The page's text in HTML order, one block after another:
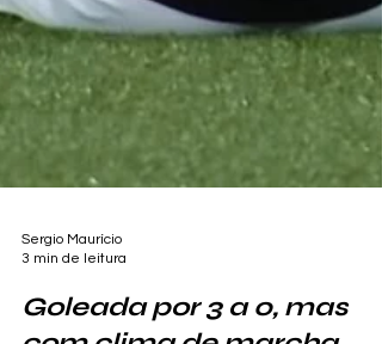
Sergio Maurício